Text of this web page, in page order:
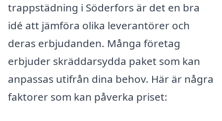
trappstädning i Söderfors är det en bra
idé att jämföra olika leverantörer och
deras erbjudanden. Många företag
erbjuder skräddarsydda paket som kan
anpassas utifrån dina behov. Här är några
faktorer som kan påverka priset: